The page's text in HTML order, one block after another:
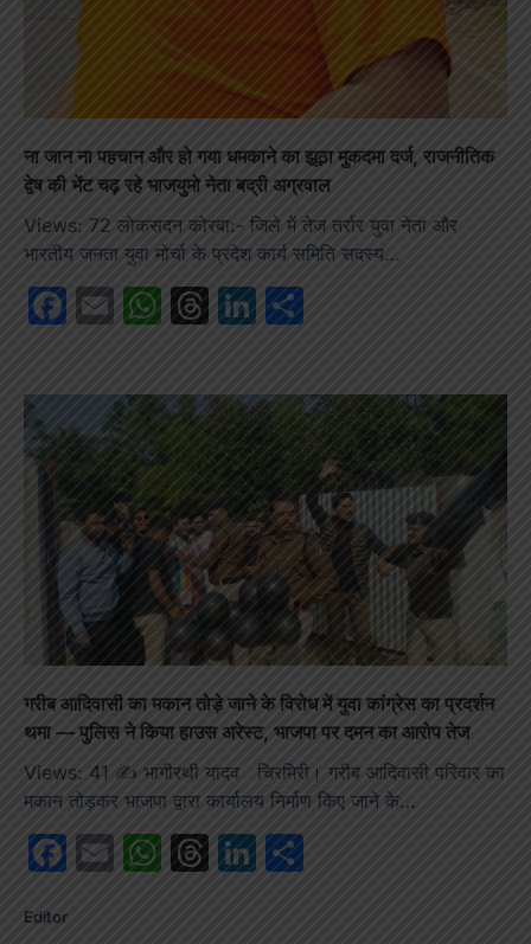
ना जान ना पहचान और हो गया धमकाने का झूठा मुकदमा दर्ज, राजनीतिक
द्वेष की भेंट चढ़ रहे भाजयुमो नेता बद्री अग्रवाल
Views: 72 लोकसदन कोरबा:- जिले में तेज तर्रार युवा नेता और
भारतीय जनता युवा मोर्चा के प्रदेश कार्य समिति सदस्य…
Facebook
EmailWhatsApp
Threads
LinkedIn
गरीब आदिवासी का मकान तोड़े जाने के विरोध में युवा कांग्रेस का प्रदर्शन
थमा — पुलिस ने किया हाउस अरेस्ट, भाजपा पर दमन का आरोप तेज
Views: 41 ✍️ भागीरथी यादव चिरमिरी। गरीब आदिवासी परिवार का
मकान तोड़कर भाजपा द्वारा कार्यालय निर्माण किए जाने के…
Facebook
EmailWhatsApp
Threads
LinkedIn
Editor